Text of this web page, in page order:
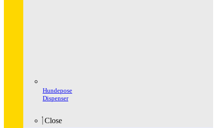
Hundepose
Dispenser
Close